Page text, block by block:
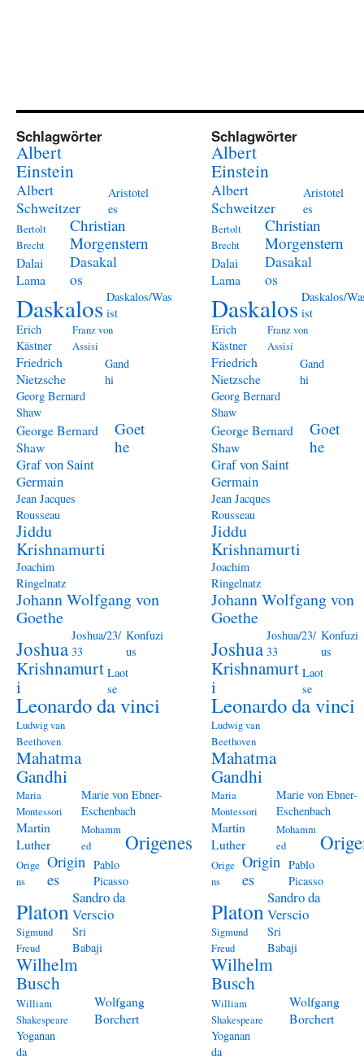
Schlagwörter
Albert
Einstein
Albert
Schweitzer
Aristotel
es
Bertolt
Brecht
Christian
Morgenstern
Dalai
Lama
Dasakal
os
Daskalos Daskalos/Was
ist
Erich
Kästner
Franz von
Assisi
Friedrich
Nietzsche
Gand
hi
Georg Bernard
Shaw
George Bernard
Shaw
Goet
he
Graf von Saint
Germain
Jean Jacques
Rousseau
Jiddu
Krishnamurti
Joachim
Ringelnatz
Johann Wolfgang von
Goethe
Joshua
Joshua/23/
33
Konfuzi
us
Krishnamurt
i
Laot
se
Leonardo da vinci
Ludwig van
Beethoven
Mahatma
Gandhi
Maria
Montessori
Marie von Ebner-
Eschenbach
Martin
Luther
Mohamm
ed
Origenes
Orige
ns
Origin
es
Pablo
Picasso
Platon
Sandro da
Verscio
Sigmund
Freud
Sri
Babaji
Wilhelm
Busch
William
Shakespeare
Wolfgang
Borchert
Yoganan
da
Schlagwörter
Albert
Einstein
Albert
Schweitzer
Aristotel
es
Bertolt
Brecht
Christian
Morgenstern
Dalai
Lama
Dasakal
os
Daskalos Daskalos/
ist
Erich
Kästner
Franz von
Assisi
Friedrich
Nietzsche
Gand
hi
Georg Bernard
Shaw
George Bernard
Shaw
Goet
he
Graf von Saint
Germain
Jean Jacques
Rousseau
Jiddu
Krishnamurti
Joachim
Ringelnatz
Johann Wolfgang von
Goethe
Joshua
Joshua/23/
33
Konfuzi
us
Krishnamurt
i
Laot
se
Leonardo da vinci
Ludwig van
Beethoven
Mahatma
Gandhi
Maria
Montessori
Marie von Ebner-
Eschenbach
Martin
Luther
Mohamm
ed
Orige
ns
Origin
es
Pablo
Picasso
Platon
Sandro da
Verscio
Sigmund
Freud
Sri
Babaji
Wilhelm
Busch
William
Shakespeare
Wolfgang
Borchert
Yoganan
da